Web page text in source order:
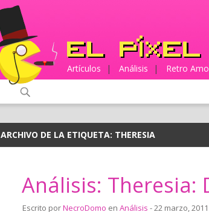
Artículos | Análisis | Retro
ARCHIVO DE LA ETIQUETA: THERESIA
Análisis: Theresia:
Escrito porNecroDomo en Análisis - 22 marzo, 2011